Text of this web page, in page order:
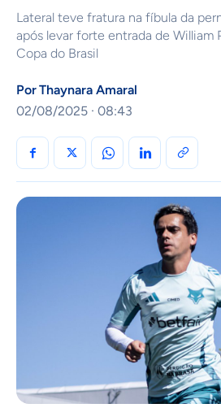
Lateral teve fratura na fíbula da
após levar forte entrada de William
Copa do Brasil
PorThaynara Amaral
02/08/2025 · 08:43